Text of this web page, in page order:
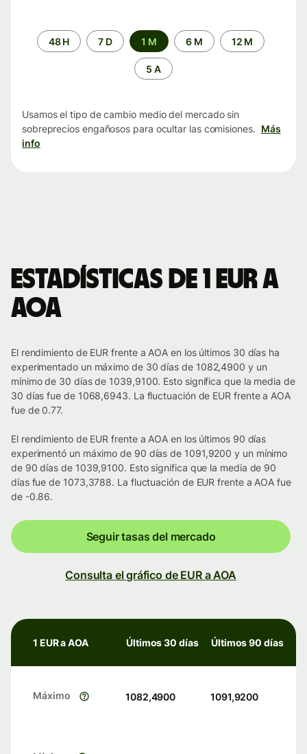
Periodo48 H 7 D 1 M 6 M 12 M
5 A
Usamos el tipo de cambio medio del mercado sin
sobreprecios engañosos para ocultar las comisiones. Más
info
Estadísticas de 1 EUR a
AOA
El rendimiento de EUR frente a AOA en los últimos 30 días ha
experimentado un máximo de 30 días de 1082,4900 y un
mínimo de 30 días de 1039,9100. Esto significa que la media de
30 días fue de 1068,6943. La fluctuación de EUR frente a AOA
fue de 0.77.
El rendimiento de EUR frente a AOA en los últimos 90 días
experimentó un máximo de 90 días de 1091,9200 y un mínimo
de 90 días de 1039,9100. Esto significa que la media de 90
días fue de 1073,3788. La fluctuación de EUR frente a AOA fue
de -0.86.
Seguir tasas del mercado
Consulta el gráfico de EUR a AOA
1 EUR a AOA Últimos 30 días Últimos 90 días
Máximo 1082,4900 1091,9200